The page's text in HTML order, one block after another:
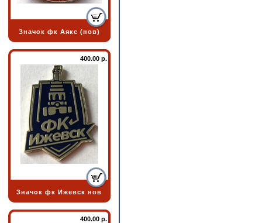
Значок фк Аякс (нов)
400.00 р.
Значок фк Ижевск нов
400.00 р.